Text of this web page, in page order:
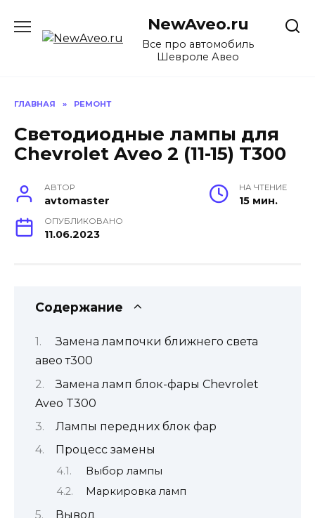
содержанию
NewAveo.ru
Все про автомобиль
Шевроле Авео
ГЛАВНАЯ » РЕМОНТ
Светодиодные лампы для
Chevrolet Aveo 2 (11-15) T300
АВТОР
avtomaster
НА ЧТЕНИЕ
15 мин.
ОПУБЛИКОВАНО
11.06.2023
Содержание
Замена лампочки ближнего света
авео т300
Замена ламп блок-фары Chevrolet
Aveo T300
Лампы передних блок фар
Процесс замены
Выбор лампы
Маркировка ламп
Вывод